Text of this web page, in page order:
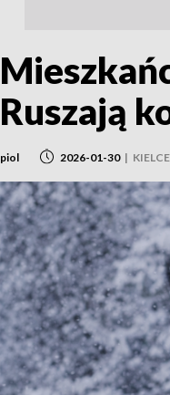
Ruszają
piol 2026-01-30 | KIELCE